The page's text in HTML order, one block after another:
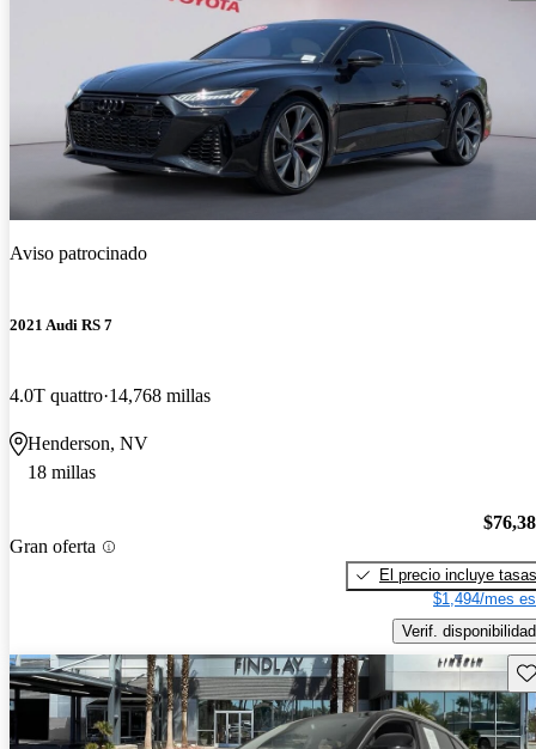
Aviso patrocinado
2021 Audi RS 7
4.0T quattro 14,768 millas
Henderson, NV
18 millas
Gran oferta
El precio incluye tasas
$1,494/mes
Verif. disponibilidad